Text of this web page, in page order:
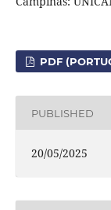
PDF
PUBLISHED
20/05/2025